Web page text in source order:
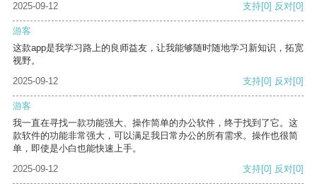
2025-09-12 支持[0] 反对[0]
游客
这款app是我学习路上的良师益友，让我能够随时随地学习新知识，拓宽
视野。
2025-09-12
支持[0] 反对[0]
游客
我一直在寻找一款功能强大、操作简单的办公软件，终于找到了它。这
款软件的功能非常强大，可以满足我日常办公的所有需求。操作也很简
单，即使是小白也能快速上手。
2025-09-12
支持[0] 反对[0]